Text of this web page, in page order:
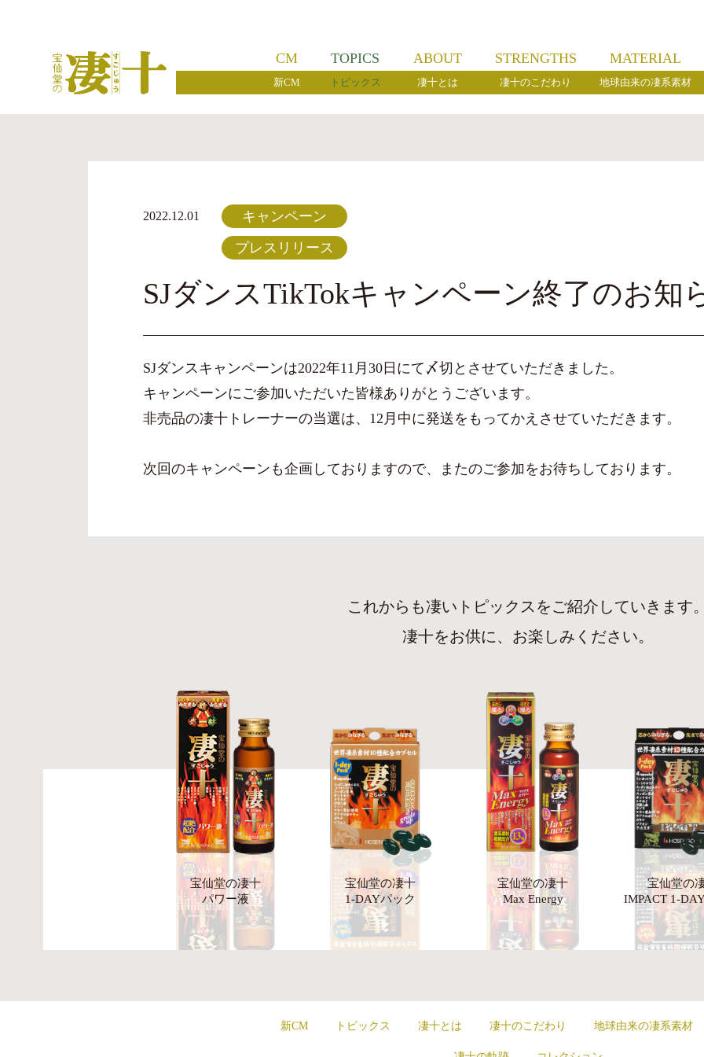
CM
新CM
TOPICS
トピックス
ABOUT
凄十とは
STRENGTHS
凄十のこだわり
MATERIAL
地球由来の凄系素材
2022.12.01
キャンペーン
プレスリリース
SJダンスTikTokキャンペーン終了のお知
SJダンスキャンペーンは2022年11月30日にて〆切とさせていただきました。
キャンペーンにご参加いただいた皆様ありがとうございます。
非売品の凄十トレーナーの当選は、12月中に発送をもってかえさせていただきます。
次回のキャンペーンも企画しておりますので、またのご参加をお待ちしております。
これからも凄いトピックスをご紹介していきます
凄十をお供に、お楽しみください。
宝仙堂の凄十
パワー液
宝仙堂の凄十
1-DAYパック
宝仙堂の凄十
Max Energy
宝仙堂の
IMPACT 1-
新CM トピックス 凄十とは 凄十のこだわり 地球由来の凄系素材